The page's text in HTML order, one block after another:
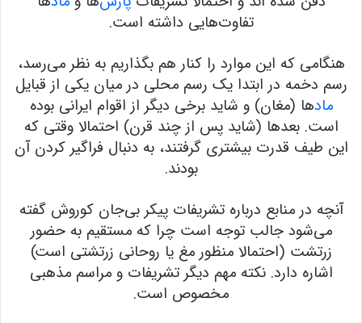
تفاوت‌هایی داشته است.
هنگامی که این موارد را کنار هم بگذاریم به نظر می‌رسد،
رسم دخمه در ابتدا یک رسم محلی در میان یکی از قبایل
مادها (مغان) و شاید برخی دیگر از اقوام ایرانی بوده
است. بعدها (شاید پس از چند قرن) احتمالا وقتی که
این طیف قدرت بیشتری گرفتند، به دنبال فراگیر کردن آن
بودند.
آنچه در منابع درباره تشریفات پیکر بی‌جان کوروش گفته
می‌شود جالب توجه است چرا که مستقیم به حضور
زرتشت (احتمالا منظور مغ یا روحانی زرتشتی است)
اشاره دارد. نکته مهم دیگر تشریفات و مراسم مذهبی
مخصوص است.